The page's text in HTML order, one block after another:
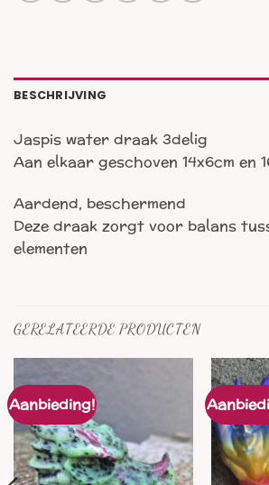
BESCHRIJVING
Jaspis water draak 3delig
Aan elkaar geschoven 14x6cm en
Aardend, beschermend
Deze draak zorgt voor balans
elementen
GERELATEERDE PRODUCTEN
Aanbieding!